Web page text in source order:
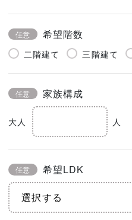
任意 希望階数
二階建て 三階建て
任意 家族構成
大人 人
任意 希望LDK